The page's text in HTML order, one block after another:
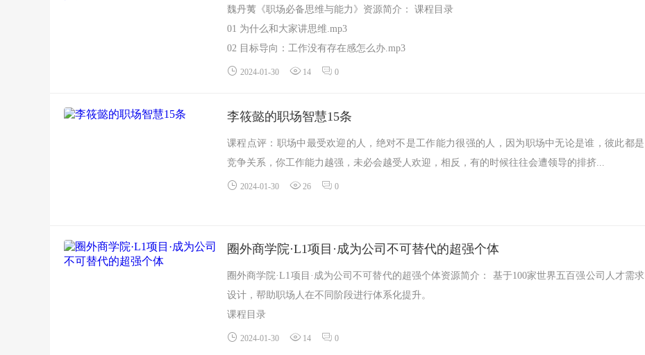
魏丹荑《职场必备思维与能力》资源简介： 课程目录
01 为什么和大家讲思维.mp3
02 目标导向：工作没有存在感怎么办.mp3
03 流程分解：更有效的到达目...
2024-01-30 14 0
李筱懿的职场智慧15条
课程点评：职场中最受欢迎的人，绝对不是工作能力很强的人，因为职场中无论是谁，彼此都是
竞争关系，你工作能力越强，未必会越受人欢迎，相反，有的时候往往会遭领导的排挤...
2024-01-30 26 0
圈外商学院·L1项目·成为公司不可替代的超强个体
圈外商学院·L1项目·成为公司不可替代的超强个体资源简介： 基于100家世界五百强公司人才需求
设计，帮助职场人在不同阶段进行体系化提升。
课程目录
├──①批判...
2024-01-30 14 0